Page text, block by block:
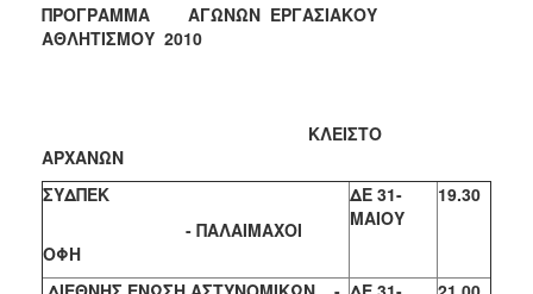
ΠΡΟΓΡΑΜΜΑ ΑΓΩΝΩΝ ΕΡΓΑΣΙΑΚΟΥ
ΑΘΛΗΤΙΣΜΟΥ 2010
ΚΛΕΙΣΤΟ
ΑΡΧΑΝΩΝ
ΣΥΔΠΕΚ
- ΠΑΛΑΙΜΑΧΟΙ
ΟΦΗ
ΔΕ 31-
ΜΑΙΟΥ
19.30